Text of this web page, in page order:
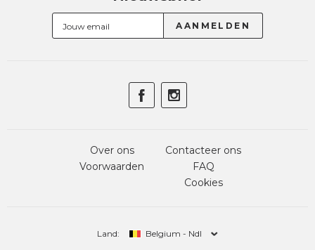
Over ons
Voorwaarden
Contacteer ons
FAQ
Cookies
Land: Belgium - Ndl